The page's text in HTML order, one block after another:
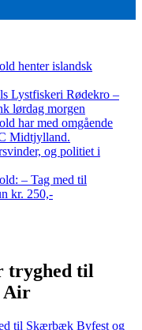
henter islandsk
Lystfiskeri Rødekro –
lørdag morgen
har med omgående
Midtjylland.
og politiet i
– Tag med til
kr. 250,-
tryghed til
Air
til Skærbæk Byfest og